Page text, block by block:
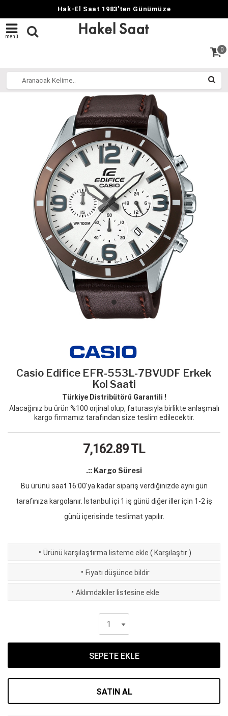
Hak-El Saat 1983'ten Günümüze
menü
0
Casio Edifice EFR-553L-7BVUDF Erkek
Kol Saati
Türkiye Distribütörü Garantili !
Alacağınız bu ürün %100 orjinal olup, faturasıyla birlikte anlaşmalı
kargo firmamız tarafından size teslim edilecektir.
7,162.89TL
.:: Kargo Süresi
Bu ürünü saat 16:00'ya kadar sipariş verdiğinizde aynı gün
tarafınıza kargolanır. İstanbul içi 1 iş günü diğer iller için 1-2 iş
günü içerisinde teslimat yapılır.
· Ürünü karşılaştırma listeme ekle (Karşılaştır)
· Fiyatı düşünce bildir
· Aklımdakiler listesine ekle
SEPETE EKLE
SATIN AL